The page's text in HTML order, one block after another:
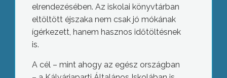
elrendezésében. Az iskolai könyvtárban
eltöltött éjszaka nem csak jó mókának
ígérkezett, hanem hasznos időtöltésnek
is.
A cél – mint ahogy az egész országban